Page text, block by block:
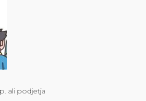
ali podjetja